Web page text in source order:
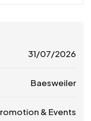
31/07/2026
Baesweiler
& Events